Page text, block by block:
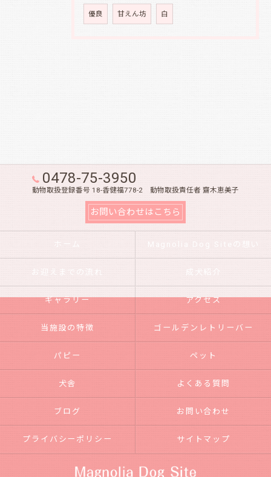
優良 甘えん坊 白
0478-75-3950
動物取扱登録番号 18-香健福778-2 動物取扱責任者 齋木恵美子
お問い合わせはこちら
ホーム Magnolia Dog Siteの想い
お迎えまでの流れ 成犬紹介
ギャラリー アクセス
当施設の特徴 ゴールデンレトリーバー
パピー ペット
犬舎 よくある質問
ブログ お問い合わせ
プライバシーポリシー サイトマップ